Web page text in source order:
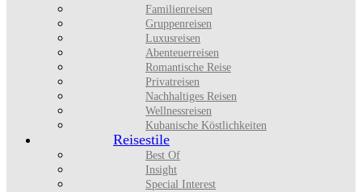
Familienreisen
Gruppenreisen
Luxusreisen
Abenteuerreisen
Romantische Reise
Privatreisen
Nachhaltiges Reisen
Wellnessreisen
Kubanische Köstlichkeiten
Reisestile
Best Of
Insight
Special Interest